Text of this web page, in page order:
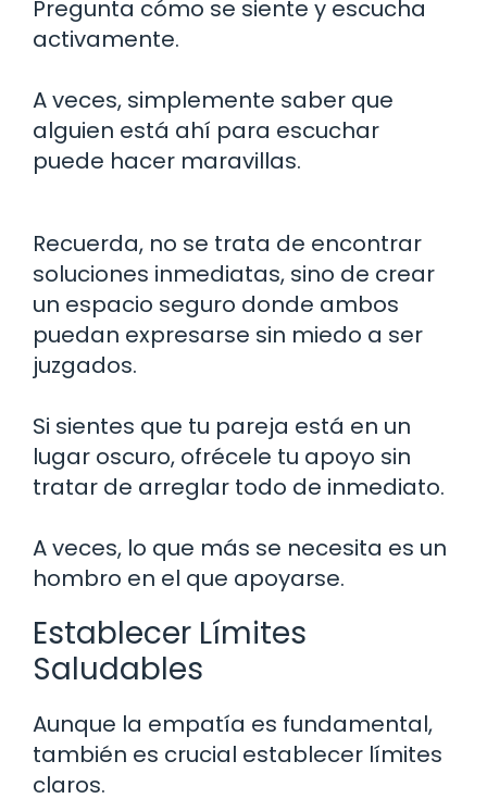
Pregunta cómo se siente y escucha
activamente.
A veces, simplemente saber que
alguien está ahí para escuchar
puede hacer maravillas.
Recuerda, no se trata de encontrar
soluciones inmediatas, sino de crear
un espacio seguro donde ambos
puedan expresarse sin miedo a ser
juzgados.
Si sientes que tu pareja está en un
lugar oscuro, ofrécele tu apoyo sin
tratar de arreglar todo de inmediato.
A veces, lo que más se necesita es un
hombro en el que apoyarse.
Establecer Límites
Saludables
Aunque la empatía es fundamental,
también es crucial establecer límites
claros.